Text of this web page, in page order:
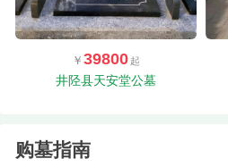
39800
井陉县天安堂公墓
购墓指南